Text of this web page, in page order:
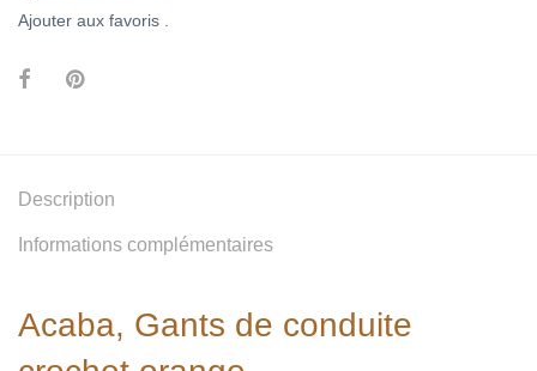
Ajouter aux favoris .
Description
Informations complémentaires
Acaba, Gants de conduite